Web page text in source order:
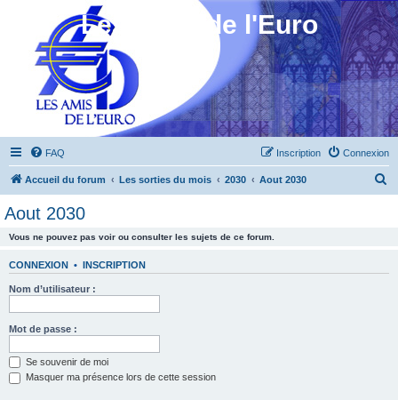
Les Amis de l'Euro
FAQ Connexion
Inscription
Accueil du forum Les sorties du mois 2030 Aout 2030
Aout 2030
Vous ne pouvez pas voir ou consulter les sujets de ce forum.
CONNEXION • INSCRIPTION
Nom d’utilisateur :
Mot de passe :
Se souvenir de moi
Masquer ma présence lors de cette session